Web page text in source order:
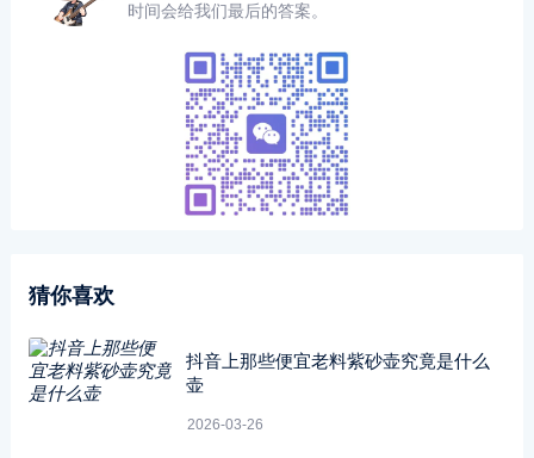
时间会给我们最后的答案。
猜你喜欢
抖音上那些便宜老料紫砂壶究竟是什么
壶
2026-03-26